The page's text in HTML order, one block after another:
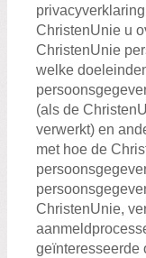
ChristenUnie u
ChristenUnie
welke
(als de
verwerkt) en
met hoe de
ChristenUnie,
geïnteresseerde